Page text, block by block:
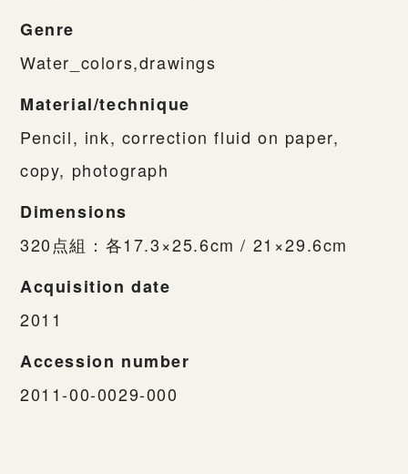
Genre
Water_colors,drawings
Material/technique
Pencil, ink, correction fluid on paper,
copy, photograph
Dimensions
320点組：各17.3×25.6cm / 21×29.6cm
Acquisition date
2011
Accession number
2011-00-0029-000